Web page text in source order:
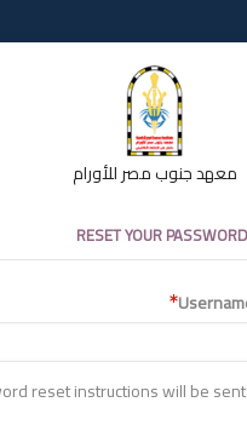
معهد جنوب مصر للأورام
RESET YOUR PASSWORD
reset instructions will be